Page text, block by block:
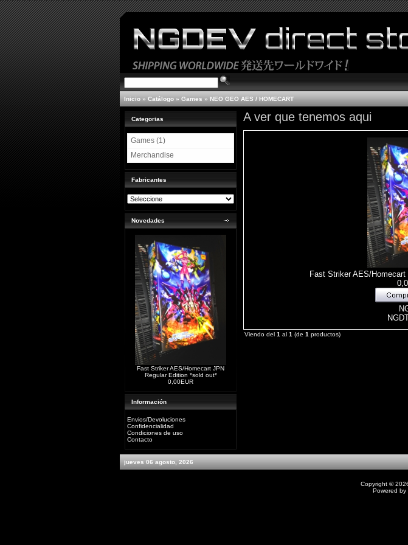
Inicio » Catálogo » Games » NEO GEO AES / HOMECART
Categorias
Games (1)
Merchandise
Fabricantes
Novedades
Fast Striker AES/Homecart JPN
Regular Edition *sold out*
0,00EUR
Información
Envios/Devoluciones
Confidencialidad
Condiciones de uso
Contacto
A ver que tenemos aqui
Fast Striker AES/
Viendo del 1 al 1 (de 1 productos)
jueves 06 agosto, 2026
Copyright ©
Powered by